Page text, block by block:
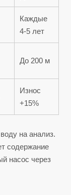
Каждые
4-5 лет
До 200 м
Износ
+15%
на анализ.
содержание
насос через